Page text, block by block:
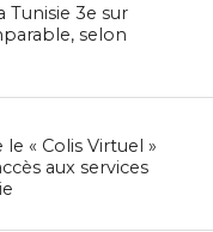
Tunisie 3e sur
selon
« Colis Virtuel »
aux services